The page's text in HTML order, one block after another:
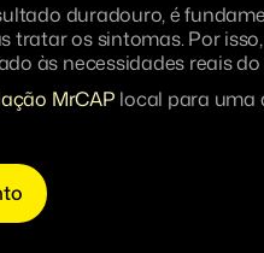
duradouro, é
tratar os sintomas. Por
às necessidades reais
MrCAP local para uma